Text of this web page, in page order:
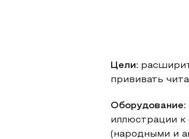
Цели:
прививать
Оборудование:
иллюстрации к
(народными и